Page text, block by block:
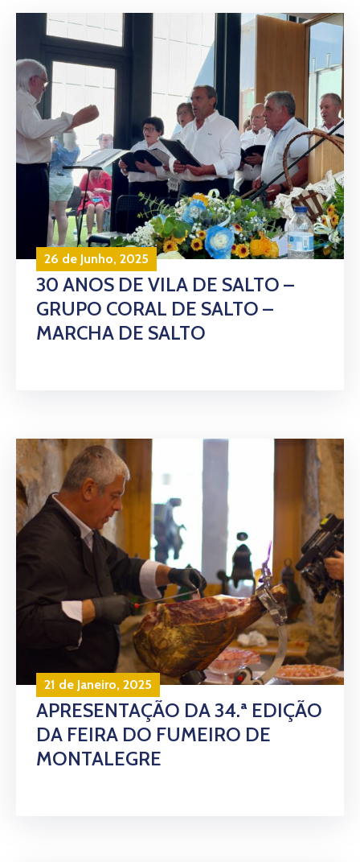
26 de Junho, 2025
30 ANOS DE VILA DE SALTO –
GRUPO CORAL DE SALTO –
MARCHA DE SALTO
21 de Janeiro, 2025
APRESENTAÇÃO DA 34.ª EDIÇÃO
DA FEIRA DO FUMEIRO DE
MONTALEGRE